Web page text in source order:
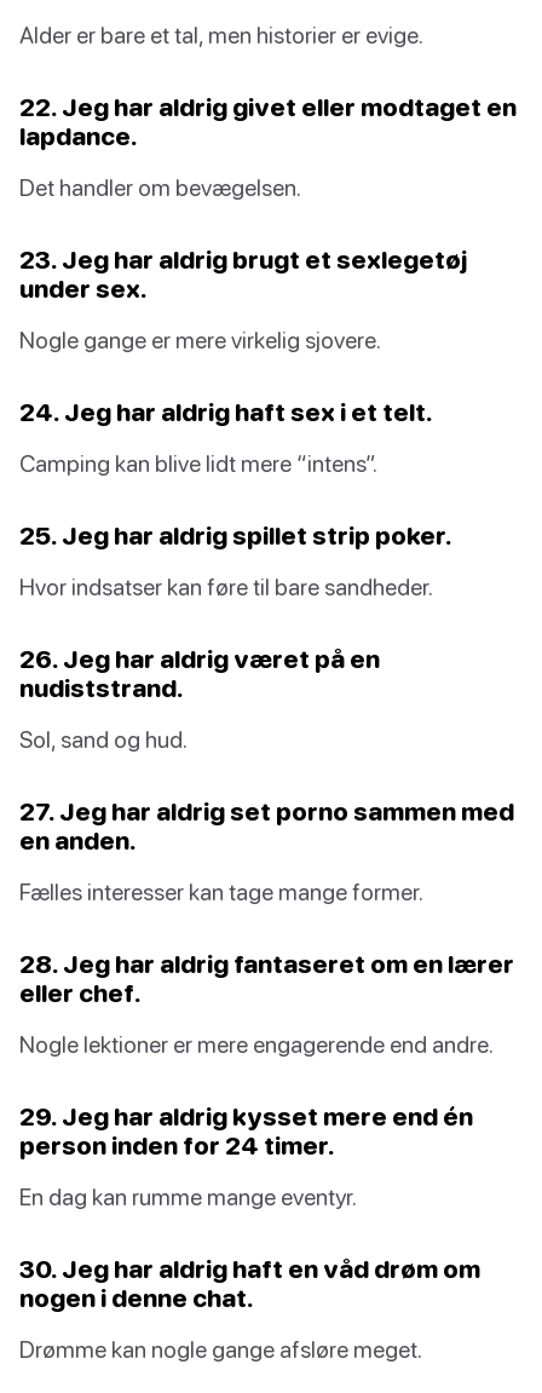
Alder er bare et tal, men historier er evige.
22. Jeg har aldrig givet eller modtaget en
lapdance.
Det handler om bevægelsen.
23. Jeg har aldrig brugt et sexlegetøj
under sex.
Nogle gange er mere virkelig sjovere.
24. Jeg har aldrig haft sex i et telt.
Camping kan blive lidt mere “intens”.
25. Jeg har aldrig spillet strip poker.
Hvor indsatser kan føre til bare sandheder.
26. Jeg har aldrig været på en
nudiststrand.
Sol, sand og hud.
27. Jeg har aldrig set porno sammen med
en anden.
Fælles interesser kan tage mange former.
28. Jeg har aldrig fantaseret om en lærer
eller chef.
Nogle lektioner er mere engagerende end andre.
29. Jeg har aldrig kysset mere end én
person inden for 24 timer.
En dag kan rumme mange eventyr.
30. Jeg har aldrig haft en våd drøm om
nogen i denne chat.
Drømme kan nogle gange afsløre meget.